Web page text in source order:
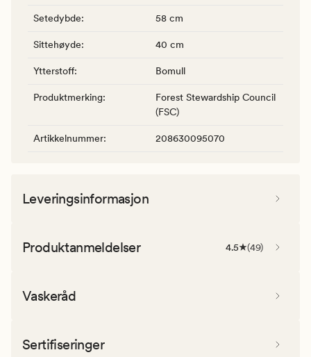
Setedybde: 58 cm
Sittehøyde: 40 cm
Ytterstoff: Bomull
Produktmerking:
Forest Stewardship Council
(FSC)
Artikkelnummer: 208630095070
Leveringsinformasjon
Produktanmeldelser 4.5 (49)
Vaskeråd
Sertifiseringer